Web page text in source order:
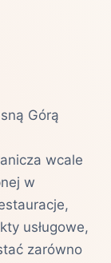
Górą
wcale
w
usługowe,
zarówno